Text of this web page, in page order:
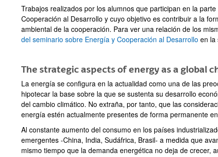
Trabajos realizados por los alumnos que participan en la
Cooperación al Desarrollo y cuyo objetivo es contribuir a la
ambiental de la cooperación. Para ver una relación de los
del seminario sobre Energía y Cooperación al Desarrollo en la
The strategic aspects of energy as a global
La energía se configura en la actualidad como una de las
hipotecar la base sobre la que se sustenta su desarrollo
del cambio climático. No extraña, por tanto, que las
energía estén actualmente presentes de forma permanente
Al constante aumento del consumo en los países
emergentes -China, India, Sudáfrica, Brasil- a medida que
mismo tiempo que la demanda energética no deja de crecer,